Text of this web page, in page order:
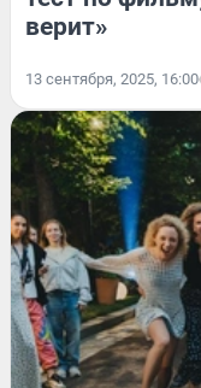
верит»
13 сентября, 2025, 16:00